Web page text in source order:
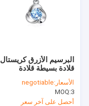
البرسيم الأزرق كريستال
قلادة بسيطة قلادة
الزركون السيدات قلادة
سبائك الطلاء الكهربائي
الأسعار:negotiable
MOQ:3
أحصل على آخر سعر